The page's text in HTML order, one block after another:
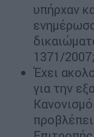
υπήρχαν
1371/2007;
Έχει
για την